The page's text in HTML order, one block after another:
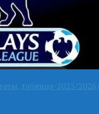
таблица-2025/2026)